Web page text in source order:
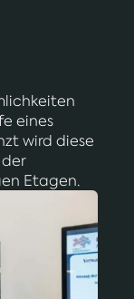
eines
wird diese
Etagen.